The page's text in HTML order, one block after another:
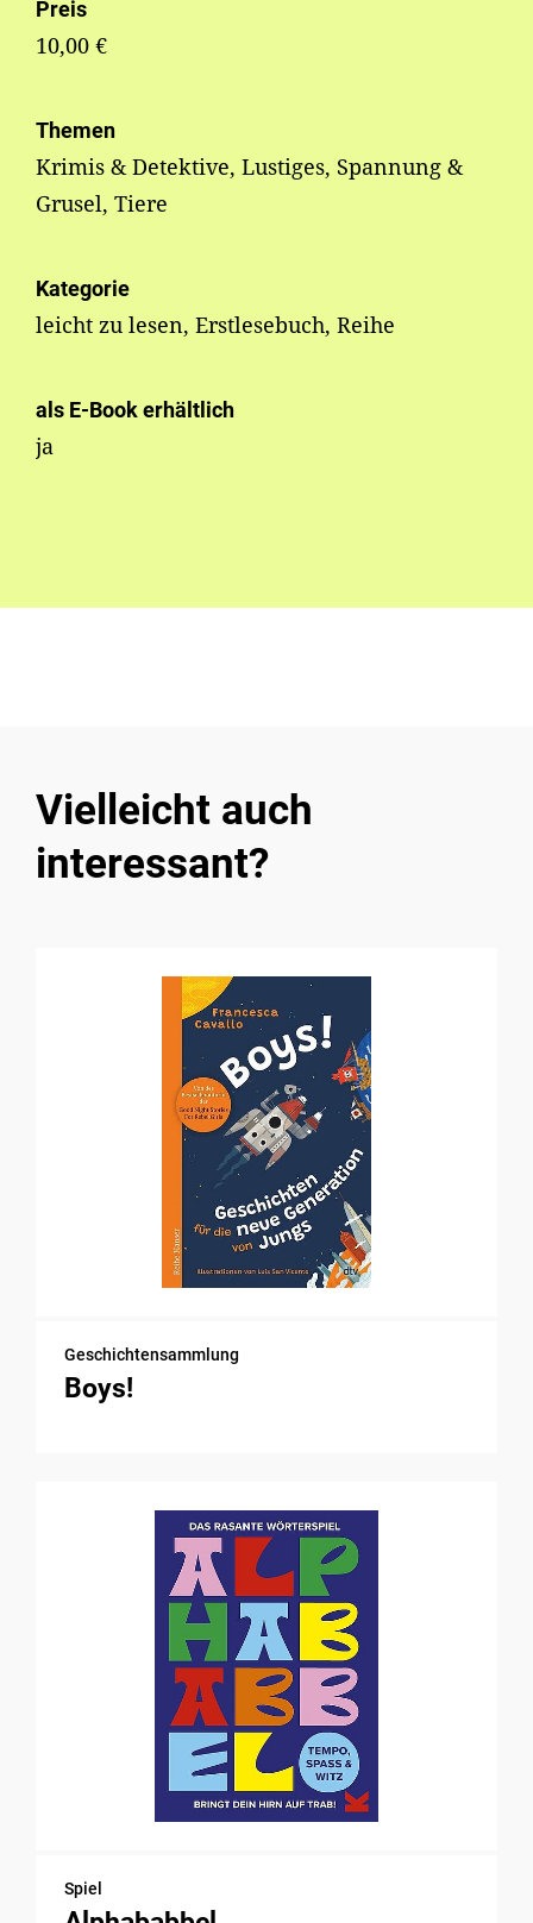
Preis
10,00 €
Themen
Krimis & Detektive, Lustiges, Spannung &
Grusel, Tiere
Kategorie
leicht zu lesen, Erstlesebuch, Reihe
als E-Book erhältlich
ja
Vielleicht auch
interessant?
Geschichtensammlung
Boys!
Spiel